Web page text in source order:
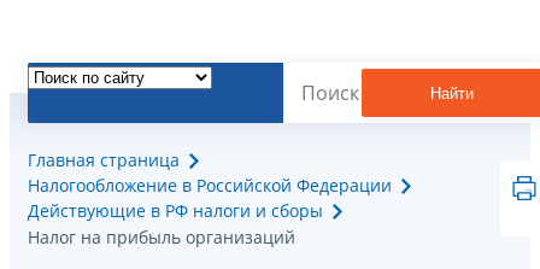
Найти
Главная страница
Налогообложение в Российской Федерации
Действующие в РФ налоги и сборы
Налог на прибыль организаций